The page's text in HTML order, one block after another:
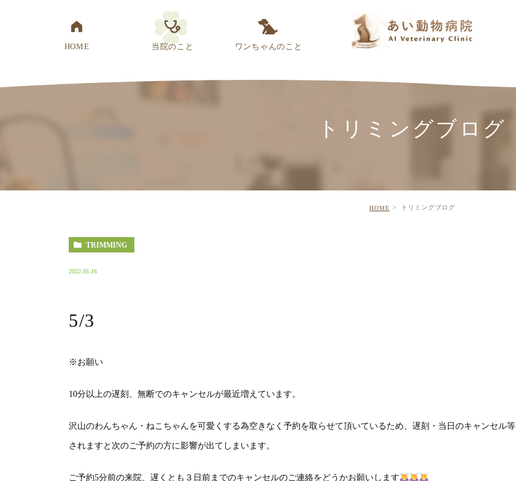
HOME 当院のこと ワンちゃんのこと
トリミングブログ
HOME トリミングブログ
TRIMMING
2022.05.16
5/3
※ お願い
10分以上の遅刻、無断でのキャンセルが最近増えています。
沢山のわんちゃん・ねこちゃんを可愛くする為空きなく予約を取らせて頂いているため、遅刻・当日のキャンセル等
されますと次のご予約の方に影響が出てしまいます。
ご予約5分前の来院、遅くとも３日前までのキャンセルのご連絡をどうかお願いします